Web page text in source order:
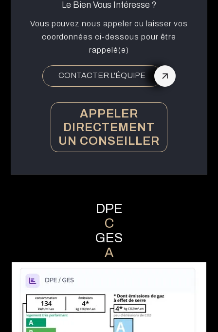
Le Bien Vous Intéresse ?
Vous pouvez nous appeler ou laisser vos
coordonnées ci-dessous pour être
rappelé(e)
CONTACTER L'ÉQUIPE
APPELER
DIRECTEMENT
UN CONSEILLER
DPE
C
GES
A